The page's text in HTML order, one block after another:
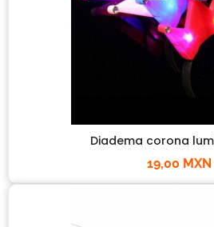
Diadema corona
19,00 MXN